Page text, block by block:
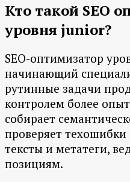
Кто такой SEO
уровня junior?
SEO-оптимизатор
начинающий
рутинные задачи
контролем более
собирает
проверяет
тексты и метатеги,
позициям.